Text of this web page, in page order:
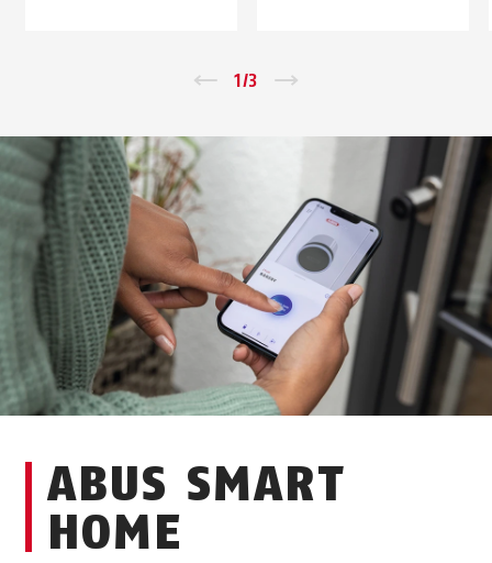
Zurück
1/3
ABUS SMART
HOME